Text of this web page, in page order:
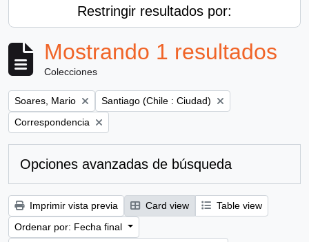
Restringir resultados por:
Mostrando 1 resultados
Colecciones
Remove filter:
Soares, Mario Remove filter:
Santiago (Chile : Ciudad)
Remove filter:
Correspondencia
Opciones avanzadas de búsqueda
Imprimir vista previa Card view
Table view
Ordenar por: Fecha final